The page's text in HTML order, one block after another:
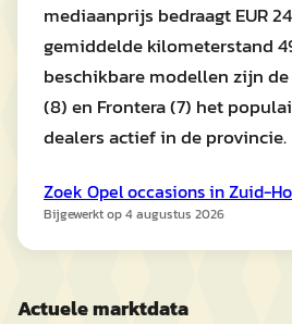
mediaanprijs bedraagt EUR
gemiddelde kilometerstand
beschikbare modellen zijn de
(8) en Frontera (7) het
dealers actief in de provincie.
Zoek Opeloccasions inZuid-
Bijgewerkt op4 augustus 2026
Actuele marktdata